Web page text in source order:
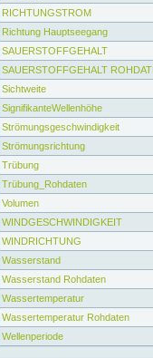
RICHTUNGSTROM
Richtung Hauptseegang
SAUERSTOFFGEHALT
SAUERSTOFFGEHALT
Sichtweite
SignifikanteWellenhöhe
Strömungsgeschwindigkeit
Strömungsrichtung
Trübung
Trübung_Rohdaten
Volumen
WINDGESCHWINDIGKEIT
WINDRICHTUNG
Wasserstand
Wasserstand Rohdaten
Wassertemperatur
Wassertemperatur Rohdaten
Wellenperiode